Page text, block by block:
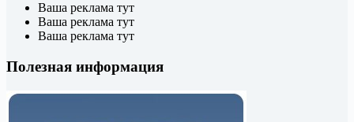
Ваша реклама тут
Ваша реклама тут
Ваша реклама тут
Полезная информация